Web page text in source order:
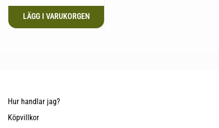
Hur handlar jag?
Köpvillkor